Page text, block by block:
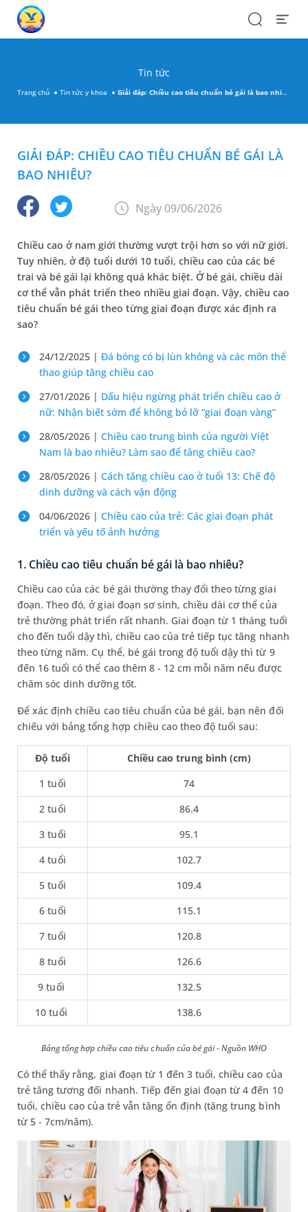
SearchOpen
Tin tức
Trang chủ Tin tức y khoa Giải đáp: Chiều cao tiêu chuẩn bé gái là bao nhiêu?
GIẢI ĐÁP: CHIỀU CAO TIÊU CHUẨN BÉ GÁI LÀ
BAO NHIÊU?
Ngày 09/06/2026
Chiều cao ở nam giới thường vượt trội hơn so với nữ giới.
Tuy nhiên, ở độ tuổi dưới 10 tuổi, chiều cao của các bé
trai và bé gái lại không quá khác biệt. Ở bé gái, chiều dài
cơ thể vẫn phát triển theo nhiều giai đoạn. Vậy, chiều cao
tiêu chuẩn bé gái theo từng giai đoạn được xác định ra
sao?
24/12/2025 | Đá bóng có bị lùn không và các môn thể
thao giúp tăng chiều cao
27/01/2026 | Dấu hiệu ngừng phát triển chiều cao ở
nữ: Nhận biết sớm để không bỏ lỡ “giai đoạn vàng”
28/05/2026 | Chiều cao trung bình của người Việt
Nam là bao nhiêu? Làm sao để tăng chiều cao?
28/05/2026 | Cách tăng chiều cao ở tuổi 13: Chế độ
dinh dưỡng và cách vận động
04/06/2026 | Chiều cao của trẻ: Các giai đoạn phát
triển và yếu tố ảnh hưởng
1. Chiều cao tiêu chuẩn bé gái là bao nhiêu?
Chiều cao của các bé gái thường thay đổi theo từng giai
đoạn. Theo đó, ở giai đoạn sơ sinh, chiều dài cơ thể của
trẻ thường phát triển rất nhanh. Giai đoạn từ 1 tháng tuổi
cho đến tuổi dậy thì, chiều cao của trẻ tiếp tục tăng nhanh
theo từng năm. Cụ thể, bé gái trong độ tuổi dậy thì từ 9
đến 16 tuổi có thể cao thêm 8 - 12 cm mỗi năm nếu được
chăm sóc dinh dưỡng tốt.
Để xác định chiều cao tiêu chuẩn của bé gái, bạn nên đối
chiếu với bảng tổng hợp chiều cao theo độ tuổi sau:
Độ tuổi
Chiều cao trung bình (cm)
1 tuổi
74
2 tuổi
86.4
3 tuổi
95.1
4 tuổi
102.7
5 tuổi
109.4
6 tuổi
115.1
7 tuổi
120.8
8 tuổi
126.6
9 tuổi
132.5
10 tuổi
138.6
Bảng tổng hợp chiều cao tiêu chuẩn của bé gái - Nguồn WHO
Có thể thấy rằng, giai đoạn từ 1 đến 3 tuổi, chiều cao của
trẻ tăng tương đối nhanh. Tiếp đến giai đoạn từ 4 đến 10
tuổi, chiều cao của trẻ vẫn tăng ổn định (tăng trung bình
từ 5 - 7cm/năm).